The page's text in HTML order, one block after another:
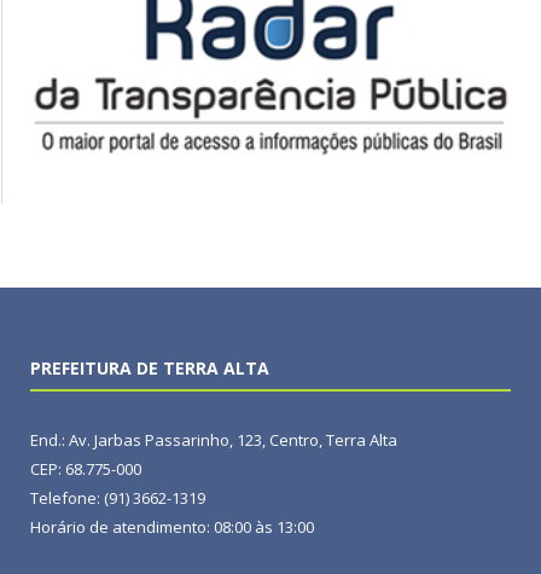
PREFEITURA DE TERRA ALTA
End.: Av. Jarbas Passarinho, 123, Centro, Terra Alta
CEP: 68.775-000
Telefone: (91) 3662-1319
Horário de atendimento: 08:00 às 13:00